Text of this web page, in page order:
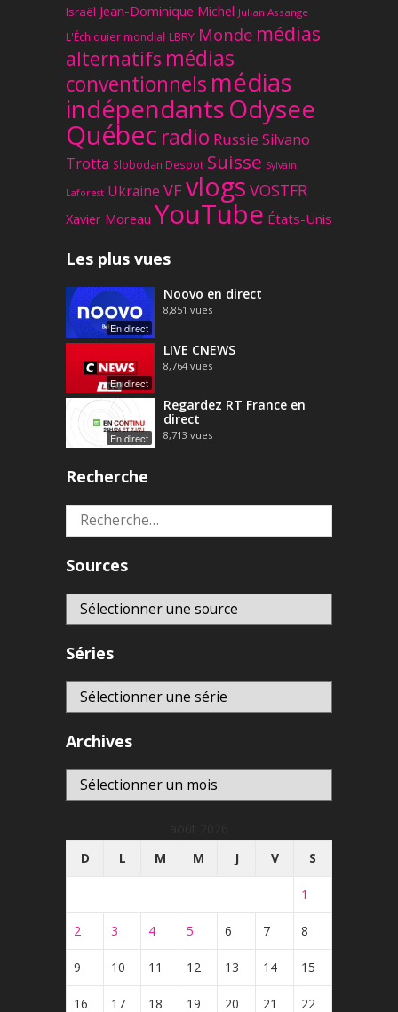
Israël Jean-Dominique Michel Julian Assange
L'Échiquier mondial LBRY Monde médias
alternatifs médias
conventionnels médias
indépendantsOdysee
Québec radio Russie Silvano
Trotta Slobodan Despot Suisse Sylvain
Laforest Ukraine VFvlogs VOSTFR
Xavier Moreau YouTube États-Unis
Les plus vues
En direct
Noovo en direct
8,851 vues
En direct
LIVE CNEWS
8,764 vues
En direct
Regardez RT France en
direct
8,713 vues
Recherche
Rechercher :
Sources
Séries
Archives
Archives
D
L M M J V S
1
2 3 4 5 6 7 8
9 10 11 12 13 14 15
16 17 18 19 20 21 22